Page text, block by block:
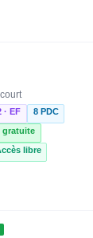
· EF 8 PDC
gratuite
libre